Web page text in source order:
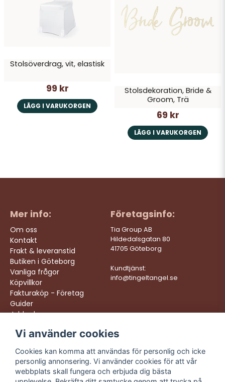
Stolsöverdrag, vit, elastisk
99 kr
LÄGG I VARUKORGEN
Stolsdekoration, Bride &
Groom, Trä
69 kr
LÄGG I VARUKORGEN
Mer info:
Om oss
Kontakt
Frakt & leveranstid
Butiken i Göteborg
Vanliga frågor
Köpvillkor
Fakturaköp - Företag
Guider
Jobba hos oss
Företagsinfo:
Tia Group AB
Hildedalsgatan 80
41705 Göteborg
Kundtjänst:
info@tingeltangel.se
Följ oss:
Instagram
Facebook
TikTok
Vi levererar:
Snabba leveranser
Trygga köp
Fri frakt över 499:-
Vi använder cookies
Cookies kan komma att användas för personlig och icke
personlig annonsering. Vi använder cookies för att vår
webbplats skall fungera och erbjuda dig bästa